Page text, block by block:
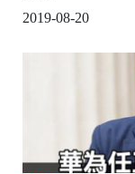
2019-08-20